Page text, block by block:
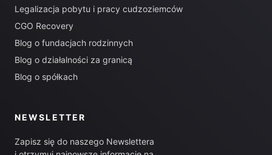
Legalizacja pobytu i pracy cudzoziemców
CGO Recovery
Blog o fundacjach rodzinnych
Blog o działalności za granicą
Blog o spółkach
NEWSLETTER
Zapisz się do naszego Newslettera